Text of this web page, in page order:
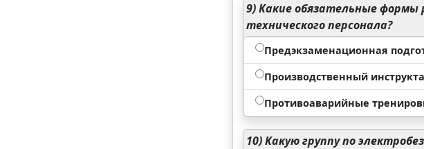
9)Какие обязательные
технического персонала?
Предэкзаменационная
Производственный
Противоаварийные
10)Какую группу по